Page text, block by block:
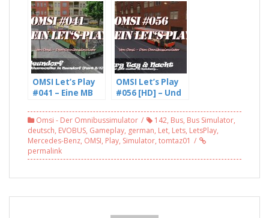
Einsatz auf
Mühlhausen
(WIP), Linie 170
[HD]
Langbach, Linie
700 eine
Rundfahrt der
besonderen Art
(4/4)
OMSI Let’s Play
#041 – Eine MB
Ziehharmonika
in Neundorf,
Linie 301 (2/5)
[HD]
OMSI Let’s Play
#056 [HD] – Und
weiter in
Hamburg… (2/2)
Omsi - Der Omnibussimulator 142, Bus, Bus Simulator,
deutsch, EVOBUS, Gameplay, german, Let, Lets, LetsPlay,
Mercedes-Benz, OMSI, Play, Simulator, tomtaz01
permalink